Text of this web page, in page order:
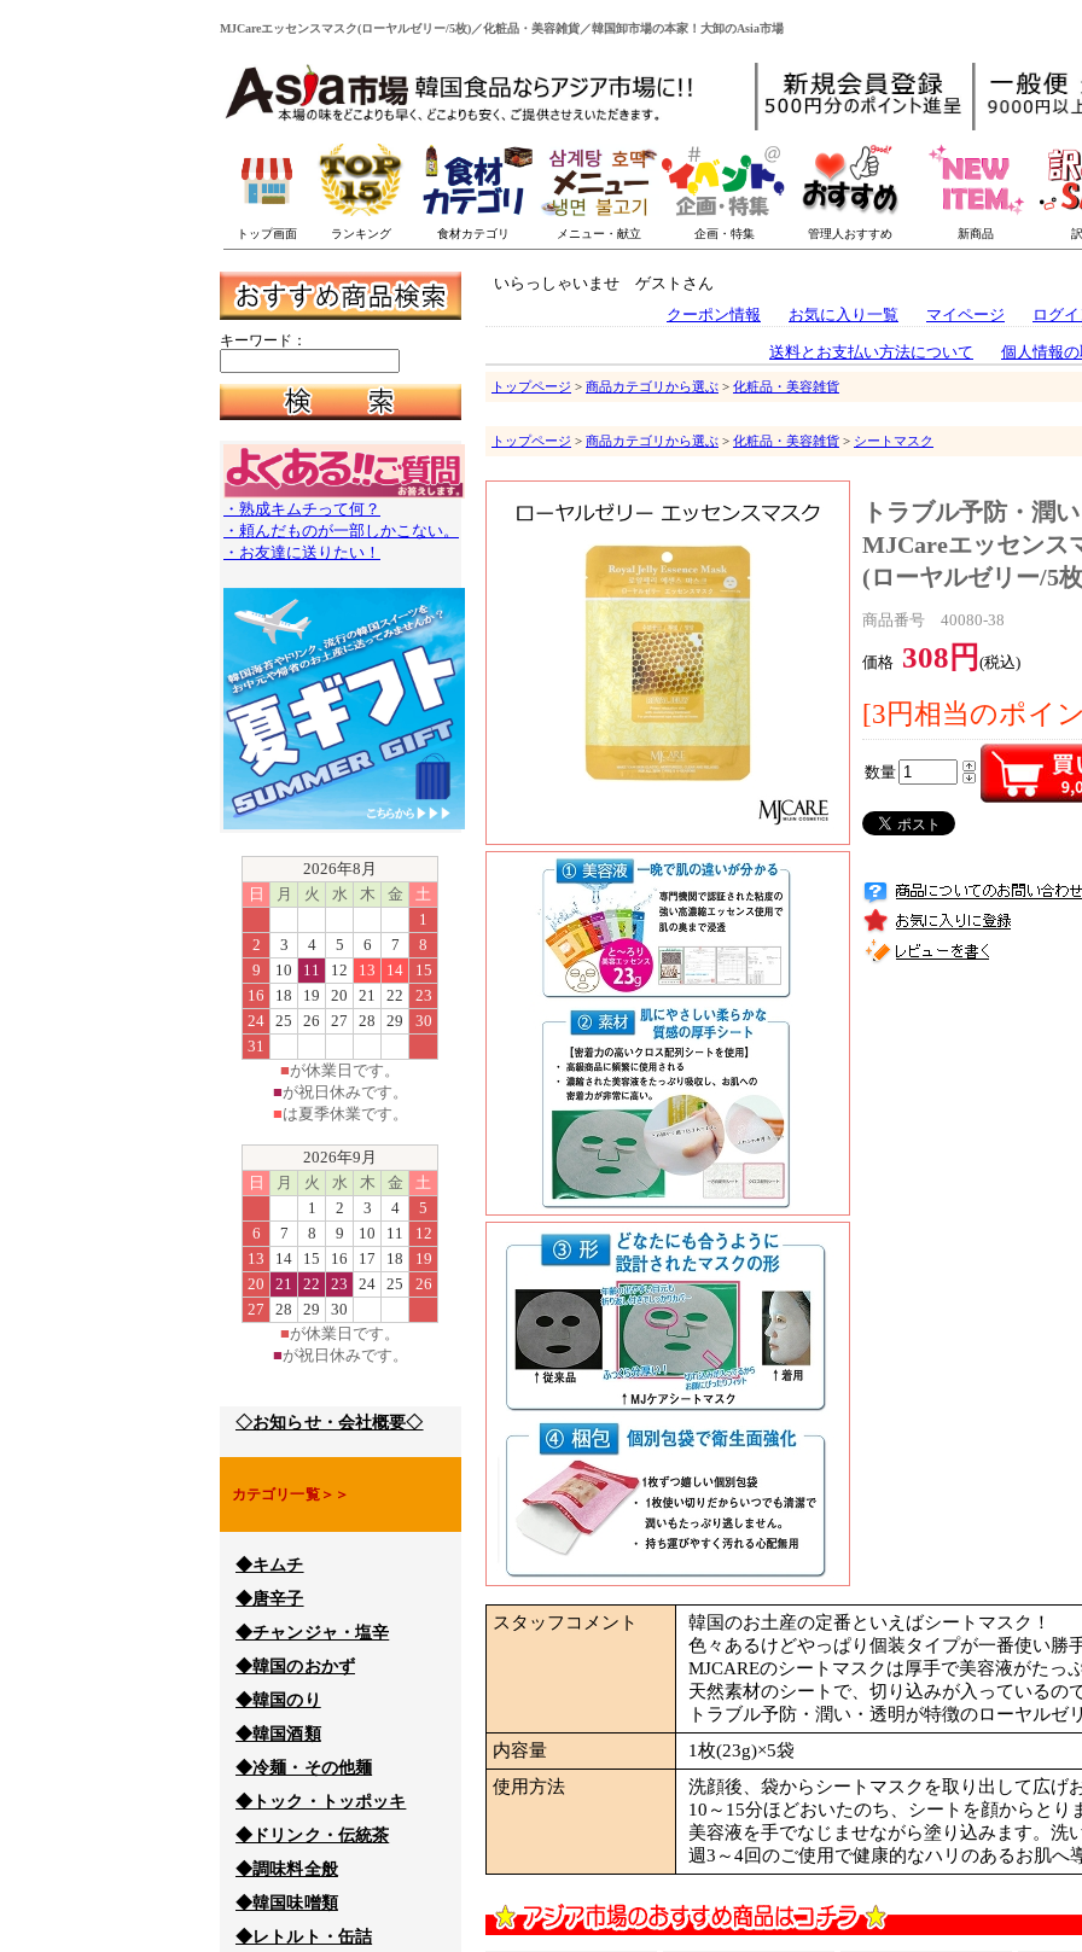
MJCareエッセンスマスク(ローヤルゼリー/5枚)／化粧品・美容雑貨／韓国卸市場の本家！大卸のAsia市場
キーワード：
・熟成キムチって何？
・頼んだものが一部しかこない。
・お友達に送りたい！
2026年8月
日
月 火 水 木 金
土
1
2
3 4 5 6 7
8
9
10 11 12 13 14
15
16
18 19 20 21 22
23
24 25 26 27 28 29
30
31
■が休業日です。
■が祝日休みです。
■は夏季休業です。
2026年9月
日
月 火 水 木 金
土
1
2 3 4
5
6
7 8 9 10 11
12
13
14 15 16 17 18
19
20
21 22 23 24 25
26
27
28 29
30
■が休業日です。
■が祝日休みです。
◇お知らせ・会社概要◇
カテゴリ一覧＞＞
◆キムチ
◆唐辛子
◆チャンジャ・塩辛
◆韓国のおかず
◆韓国のり
◆韓国酒類
◆冷麺・その他麺
◆トック・トッポッキ
◆ドリンク・伝統茶
◆調味料全般
◆韓国味噌類
◆レトルト・缶詰
いらっしゃいませ ゲストさん
クーポン情報
お気に入り一覧 マイページ ログ
送料とお支払い方法について 個人情報
トップページ > 商品カテゴリから選ぶ > 化粧品・美容雑貨
トップページ > 商品カテゴリから選ぶ > 化粧品・美容雑貨 > シートマスク
トラブル予防・潤
MJCareエッセンス
(ローヤルゼリー/5
商品番号 40080-38
価格 308円 (税込)
[3円相当のポイ
数量
スタッフコメント
韓国のお土産の定番といえばシートマスク！
色々あるけどやっぱり個装タイプが一番使い勝
MJCAREのシートマスクは厚手で美容液がたっ
天然素材のシートで、切り込みが入っているの
トラブル予防・潤い・透明が特徴のローヤルゼ
内容量
1枚(23g)×5袋
使用方法
洗顔後、袋からシートマスクを取り出して広げ
10～15分ほどおいたのち、シートを顔からとり
美容液を手でなじませながら塗り込みます。洗
週3～4回のご使用で健康的なハリのあるお肌へ